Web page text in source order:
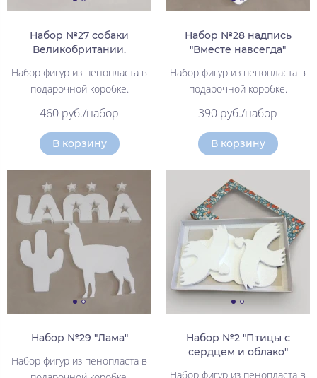
Набор №27 собаки
Великобритании.
Набор фигур из пенопласта в
подарочной коробке.
460 руб./набор
В корзину
Набор №28 надпись
"Вместе навсегда"
Набор фигур из пенопласта в
подарочной коробке.
390 руб./набор
В корзину
Набор №29 "Лама"
Набор фигур из пенопласта в
Набор №2 "Птицы с
сердцем и облако"
Набор фигур из пенопласта в